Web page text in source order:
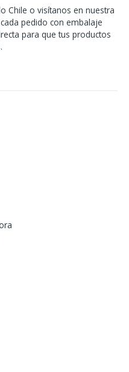
Chile o visítanos en nuestra
pedido con embalaje
para que tus productos